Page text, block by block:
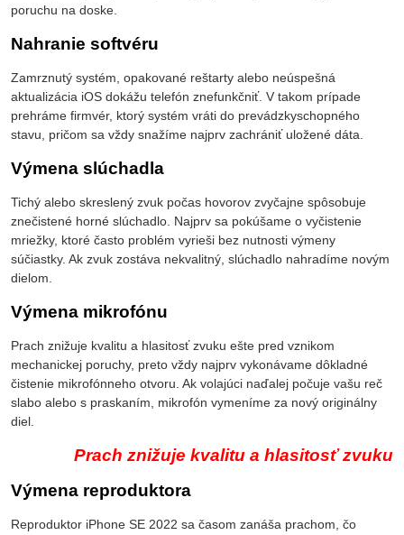
poruchu na doske.
Nahranie softvéru
Zamrznutý systém, opakované reštarty alebo neúspešná
aktualizácia iOS dokážu telefón znefunkčniť. V takom prípade
prehráme firmvér, ktorý systém vráti do prevádzkyschopného
stavu, pričom sa vždy snažíme najprv zachrániť uložené dáta.
Výmena slúchadla
Tichý alebo skreslený zvuk počas hovorov zvyčajne spôsobuje
znečistené horné slúchadlo. Najprv sa pokúšame o vyčistenie
mriežky, ktoré často problém vyrieši bez nutnosti výmeny
súčiastky. Ak zvuk zostáva nekvalitný, slúchadlo nahradíme novým
dielom.
Výmena mikrofónu
Prach znižuje kvalitu a hlasitosť zvuku ešte pred vznikom
mechanickej poruchy, preto vždy najprv vykonávame dôkladné
čistenie mikrofónneho otvoru. Ak volajúci naďalej počuje vašu reč
slabo alebo s praskaním, mikrofón vymeníme za nový originálny
diel.
Prach znižuje kvalitu a hlasitosť zvuku
Výmena reproduktora
Reproduktor iPhone SE 2022 sa časom zanáša prachom, čo